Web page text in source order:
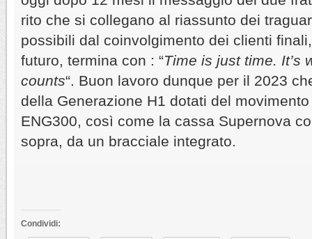
rito che si collegano al riassunto dei
possibili dal coinvolgimento dei clienti
futuro, termina con : “Time is just time. It’s
counts“. Buon lavoro dunque per il 2023
della Generazione H1 dotati del
ENG300, così come la cassa Supernova
sopra, da un bracciale integrato.
Condividi: